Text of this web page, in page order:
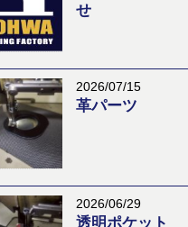
せ
2026/07/15
革パーツ
2026/06/29
透明ポケット